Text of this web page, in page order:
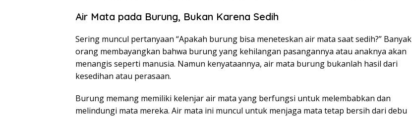
Air Mata pada Burung, Bukan Karena Sedih
Sering muncul pertanyaan “Apakah burung bisa meneteskan air mata saat sedih?” Banyak
orang membayangkan bahwa burung yang kehilangan pasangannya atau anaknya akan
menangis seperti manusia. Namun kenyataannya, air mata burung bukanlah hasil dari
kesedihan atau perasaan.
Burung memang memiliki kelenjar air mata yang berfungsi untuk melembabkan dan
melindungi mata mereka. Air mata ini muncul untuk menjaga mata tetap bersih dari debu